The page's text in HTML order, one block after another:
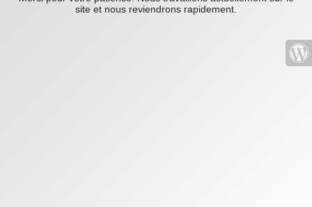
site et nous reviendrons rapidement.